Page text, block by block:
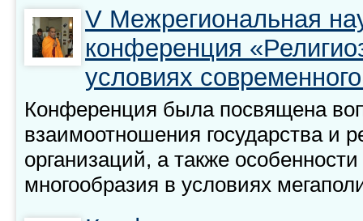
V Межрегиональная
конференция
условиях
Конференция была посвящена
взаимоотношения государства и
организаций, а также особенности
многообразия в условиях